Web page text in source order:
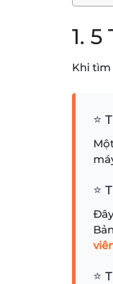
1.
Khi tìm
⭐
⭐
⭐